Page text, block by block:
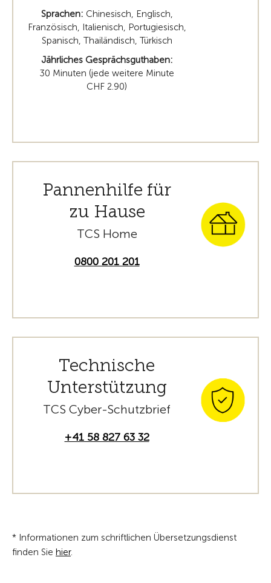
Sprachen: Chinesisch, Englisch,
Französisch, Italienisch, Portugiesisch,
Spanisch, Thailändisch, Türkisch
Jährliches Gesprächsguthaben:
30 Minuten (jede weitere Minute
CHF 2.90)
Pannenhilfe für
zu Hause
TCS Home
0800 201 201
Technische
Unterstützung
TCS Cyber-Schutzbrief
+41 58 827 63 32
* Informationen zum schriftlichen Übersetzungsdienst
finden Sie hier.